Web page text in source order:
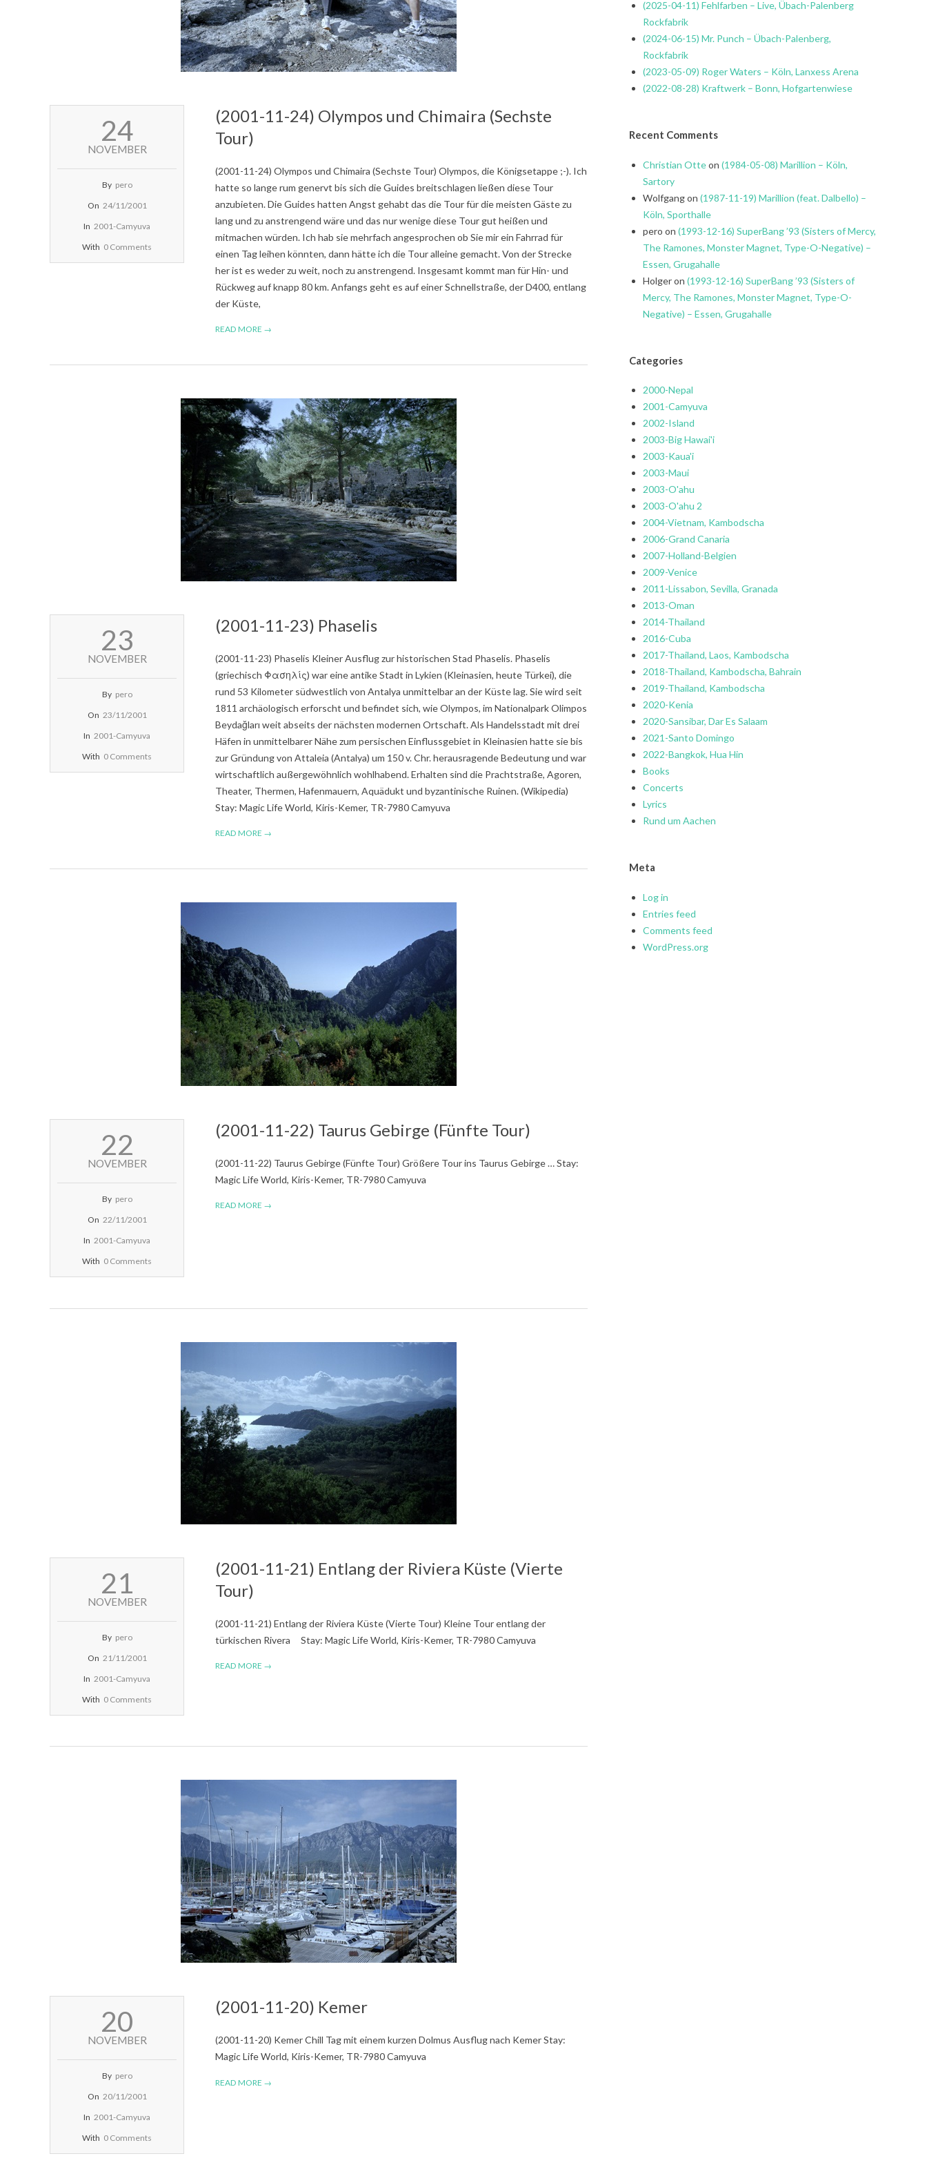
24
NOVEMBER
By pero
On 24/11/2001
In 2001-Camyuva
With 0 Comments
(2001-11-24) Olympos und Chimaira (Sechste
Tour)
(2001-11-24) Olympos und Chimaira (Sechste Tour) Olympos, die Königsetappe ;-). Ich
hatte so lange rum genervt bis sich die Guides breitschlagen ließen diese Tour
anzubieten. Die Guides hatten Angst gehabt das die Tour für die meisten Gäste zu
lang und zu anstrengend wäre und das nur wenige diese Tour gut heißen und
mitmachen würden. Ich hab sie mehrfach angesprochen ob Sie mir ein Fahrrad für
einen Tag leihen könnten, dann hätte ich die Tour alleine gemacht. Von der Strecke
her ist es weder zu weit, noch zu anstrengend. Insgesamt kommt man für Hin- und
Rückweg auf knapp 80 km. Anfangs geht es auf einer Schnellstraße, der D400, entlang
der Küste,
READ MORE →
23
NOVEMBER
By pero
On 23/11/2001
In 2001-Camyuva
With 0 Comments
(2001-11-23) Phaselis
(2001-11-23) Phaselis Kleiner Ausflug zur historischen Stad Phaselis. Phaselis
(griechisch Φασηλίς) war eine antike Stadt in Lykien (Kleinasien, heute Türkei), die
rund 53 Kilometer südwestlich von Antalya unmittelbar an der Küste lag. Sie wird seit
1811 archäologisch erforscht und befindet sich, wie Olympos, im Nationalpark Olimpos
Beydağları weit abseits der nächsten modernen Ortschaft. Als Handelsstadt mit drei
Häfen in unmittelbarer Nähe zum persischen Einflussgebiet in Kleinasien hatte sie bis
zur Gründung von Attaleia (Antalya) um 150 v. Chr. herausragende Bedeutung und war
wirtschaftlich außergewöhnlich wohlhabend. Erhalten sind die Prachtstraße, Agoren,
Theater, Thermen, Hafenmauern, Aquädukt und byzantinische Ruinen. (Wikipedia)
Stay: Magic Life World, Kiris-Kemer, TR-7980 Camyuva
READ MORE →
22
NOVEMBER
By pero
On 22/11/2001
In 2001-Camyuva
With 0 Comments
(2001-11-22) Taurus Gebirge (Fünfte Tour)
(2001-11-22) Taurus Gebirge (Fünfte Tour) Größere Tour ins Taurus Gebirge … Stay:
Magic Life World, Kiris-Kemer, TR-7980 Camyuva
READ MORE →
21
NOVEMBER
By pero
On 21/11/2001
In 2001-Camyuva
With 0 Comments
(2001-11-21) Entlang der Riviera Küste (Vierte
Tour)
(2001-11-21) Entlang der Riviera Küste (Vierte Tour) Kleine Tour entlang der
türkischen Rivera Stay: Magic Life World, Kiris-Kemer, TR-7980 Camyuva
READ MORE →
20
NOVEMBER
By pero
On 20/11/2001
In 2001-Camyuva
With 0 Comments
(2001-11-20) Kemer
(2001-11-20) Kemer Chill Tag mit einem kurzen Dolmus Ausflug nach Kemer Stay:
Magic Life World, Kiris-Kemer, TR-7980 Camyuva
READ MORE →
(2025-04-11) Fehlfarben – Live, Übach-Palenberg
Rockfabrik
(2024-06-15) Mr. Punch – Übach-Palenberg,
Rockfabrik
(2023-05-09) Roger Waters – Köln, Lanxess Arena
(2022-08-28) Kraftwerk – Bonn, Hofgartenwiese
Recent Comments
Christian Otteon (1984-05-08) Marillion – Köln,
Sartory
Wolfgangon (1987-11-19) Marillion (feat. Dalbello) –
Köln, Sporthalle
pero on (1993-12-16) SuperBang ’93 (Sisters of Mercy,
The Ramones, Monster Magnet, Type-O-Negative) –
Essen, Grugahalle
Holgeron (1993-12-16) SuperBang ’93 (Sisters of
Mercy, The Ramones, Monster Magnet, Type-O-
Negative) – Essen, Grugahalle
Categories
2000-Nepal
2001-Camyuva
2002-Island
2003-Big Hawai'i
2003-Kaua'i
2003-Maui
2003-O'ahu
2003-O'ahu 2
2004-Vietnam, Kambodscha
2006-Grand Canaria
2007-Holland-Belgien
2009-Venice
2011-Lissabon, Sevilla, Granada
2013-Oman
2014-Thailand
2016-Cuba
2017-Thailand, Laos, Kambodscha
2018-Thailand, Kambodscha, Bahrain
2019-Thailand, Kambodscha
2020-Kenia
2020-Sansibar, Dar Es Salaam
2021-Santo Domingo
2022-Bangkok, Hua Hin
Books
Concerts
Lyrics
Rund um Aachen
Meta
Log in
Entries feed
Comments feed
WordPress.org